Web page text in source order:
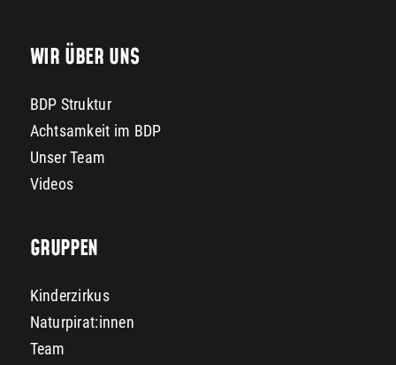
WIR ÜBER UNS
BDP Struktur
Achtsamkeit im BDP
Unser Team
Videos
GRUPPEN
Kinderzirkus
Naturpirat:innen
Team